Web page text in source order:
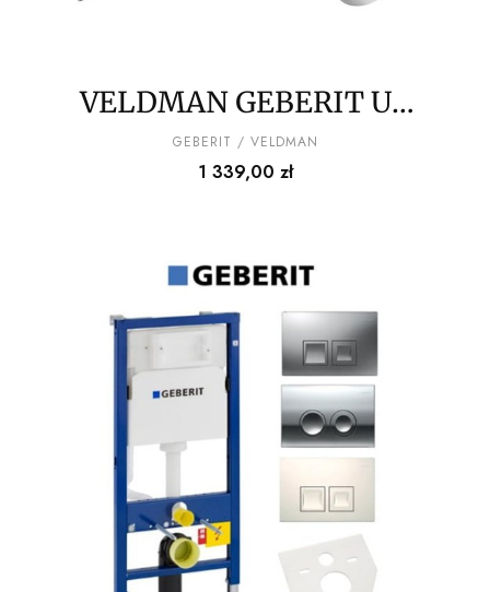
VELDMAN GEBERIT UP
100 + PRZYCISK + MATA
+ MISA WC RIMLESS
PRODUCENT
GEBERIT / VELDMAN
Cena
1 339,00 zł